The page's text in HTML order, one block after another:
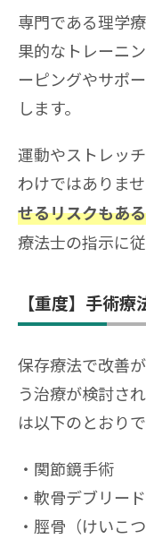
専門である理学
果的なトレーニ
ーピングやサポ
します。
運動やストレッ
わけではありませ
せるリスクもある
療法士の指示に従
【重度】手術療
保存療法で改善
う治療が検討さ
は以下のとおりで
関節鏡手術
軟骨デブリー
脛骨（けいこ